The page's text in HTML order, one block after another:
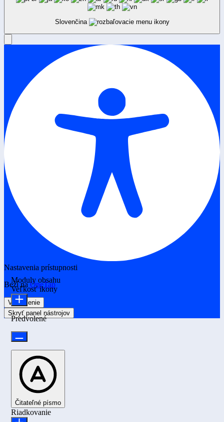
Slovenčina
Nastavenia prístupnosti
Beží naOneTap
Vyhlásenie
Skryť panel nástrojov
Moduly obsahu
Veľkosť ikony
Predvolené
Čitateľné písmo
Riadkovanie